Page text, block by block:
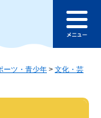
ュ
ーツ・青少年 > 文化・芸